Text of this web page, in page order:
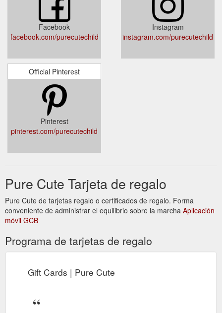
Facebook
facebook.com/purecutechild
Instagram
instagram.com/purecutechild
Official Pinterest
Pinterest
pinterest.com/purecutechild
Pure Cute Tarjeta de regalo
Pure Cute de tarjetas regalo o certificados de regalo. Forma
conveniente de administrar el equilibrio sobre la marcha Aplicación
móvil GCB
Programa de tarjetas de regalo
Gift Cards | Pure Cute